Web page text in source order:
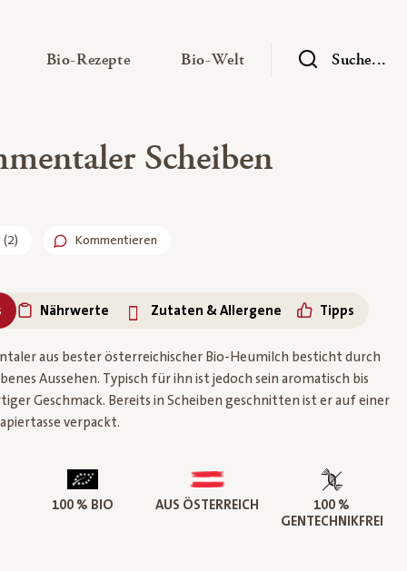
Untermenü ausklappen
Bio-Rezepte— Untermenü ausklappen
Bio-Welt — UntermenüSuche...
Scheiben
(2) Kommentieren
Nährwerte Zutaten & Allergene Tipps
aus bester österreichischer Bio-Heumilch besticht durch
Aussehen. Typisch für ihn ist jedoch sein aromatisch bis
Geschmack. Bereits in Scheiben geschnitten ist er auf einer
verpackt.
100 % BIO AUS ÖSTERREICH
100 %
GENTECHNIKFREI